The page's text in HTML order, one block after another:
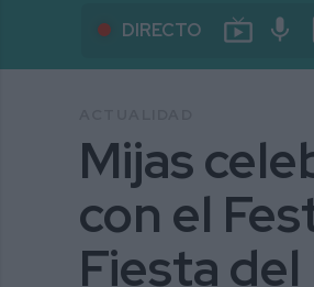
DIRECTO live_tv mic
Mijas
con el
Fiesta